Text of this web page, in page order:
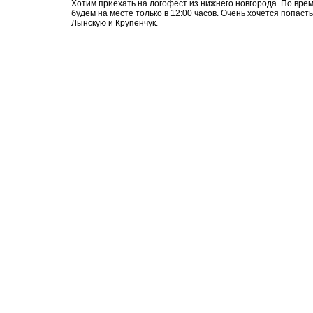
Хотим приехать на логофест из нижнего новгорода. По
будем на месте только в 12:00 часов. Очень хочется
Лынскую и Крупенчук.